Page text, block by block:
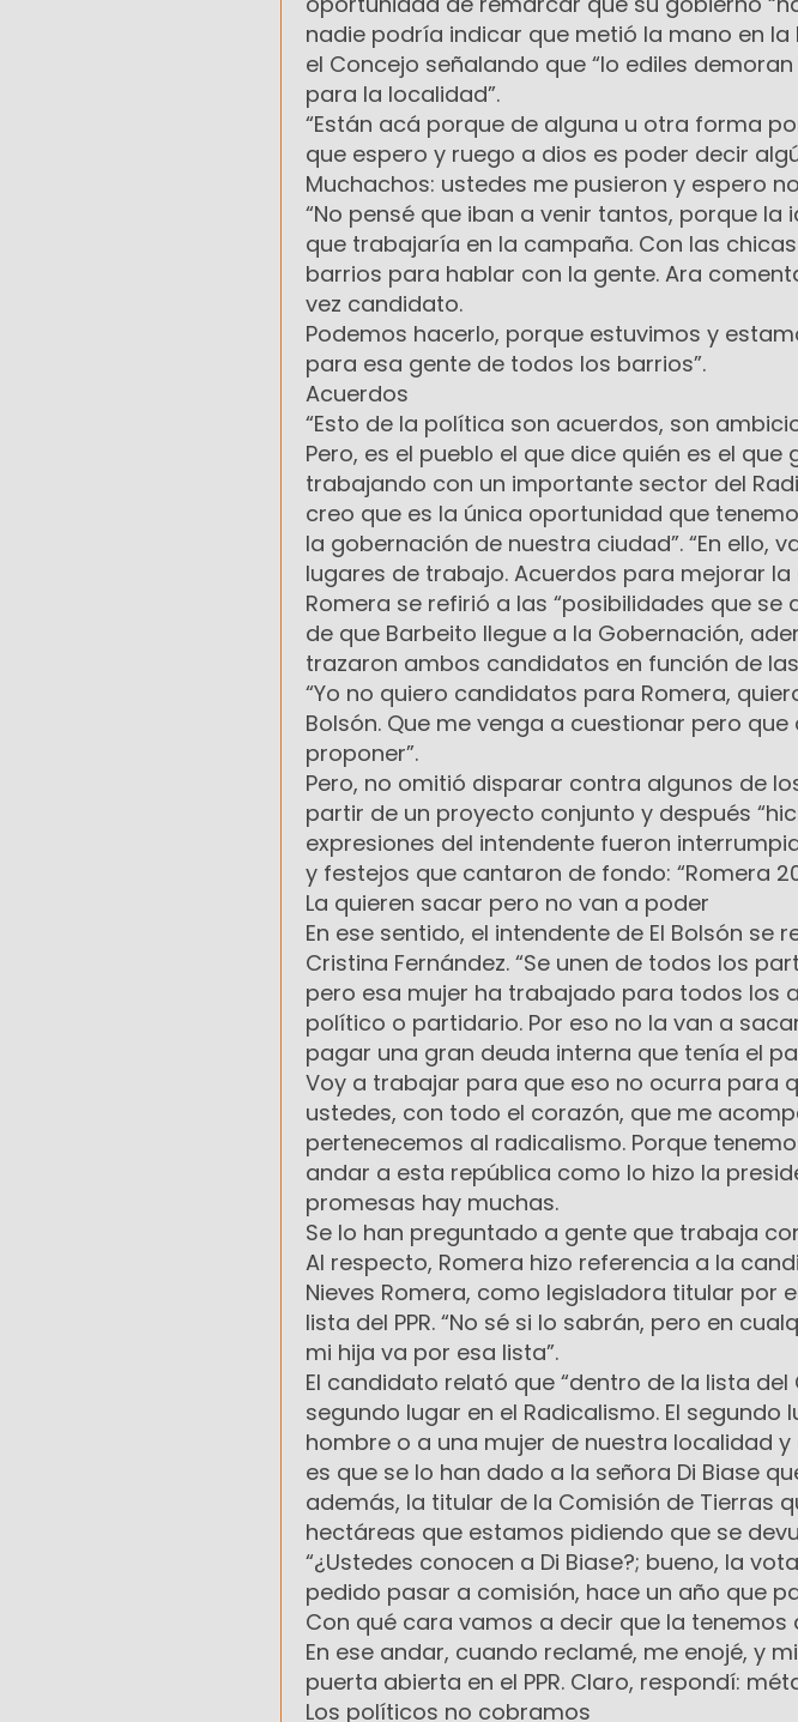
nadie podría indicar que metió la mano en
el Concejo señalando que “lo ediles
para la localidad”.
“Están acá porque de alguna u otra forma
que espero y ruego a dios es poder decir
Muchachos: ustedes me pusieron y espero
“No pensé que iban a venir tantos, porque
que trabajaría en la campaña. Con las
barrios para hablar con la gente. Ara
vez candidato.
Podemos hacerlo, porque estuvimos y
para esa gente de todos los barrios”.
Acuerdos
“Esto de la política son acuerdos, son
Pero, es el pueblo el que dice quién es el
trabajando con un importante sector del
creo que es la única oportunidad que
la gobernación de nuestra ciudad”. “En ello,
lugares de trabajo. Acuerdos para mejorar la
Romera se refirió a las “posibilidades que se
de que Barbeito llegue a la Gobernación,
trazaron ambos candidatos en función de
“Yo no quiero candidatos para Romera,
Bolsón. Que me venga a cuestionar pero
proponer”.
Pero, no omitió disparar contra algunos de
partir de un proyecto conjunto y después
expresiones del intendente fueron
y festejos que cantaron de fondo: “Romera
La quieren sacar pero no van a poder
En ese sentido, el intendente de El Bolsón se
Cristina Fernández. “Se unen de todos los
pero esa mujer ha trabajado para todos los
político o partidario. Por eso no la van a
pagar una gran deuda interna que tenía el
Voy a trabajar para que eso no ocurra para
ustedes, con todo el corazón, que me
pertenecemos al radicalismo. Porque
andar a esta república como lo hizo la
promesas hay muchas.
Se lo han preguntado a gente que trabaja
Al respecto, Romera hizo referencia a la
Nieves Romera, como legisladora titular por
lista del PPR. “No sé si lo sabrán, pero en
mi hija va por esa lista”.
El candidato relató que “dentro de la lista del
segundo lugar en el Radicalismo. El
hombre o a una mujer de nuestra localidad y
es que se lo han dado a la señora Di Biase
además, la titular de la Comisión de Tierras
hectáreas que estamos pidiendo que se
“¿Ustedes conocen a Di Biase?; bueno, la
pedido pasar a comisión, hace un año que
Con qué cara vamos a decir que la tenemos
En ese andar, cuando reclamé, me enojé, y
puerta abierta en el PPR. Claro, respondí:
Los políticos no cobramos